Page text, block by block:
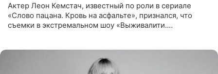
Актер Леон Кемстач, известный по роли в сериале
«Слово пацана. Кровь на асфальте», признался, что
съемки в экстремальном шоу «Выживалити.